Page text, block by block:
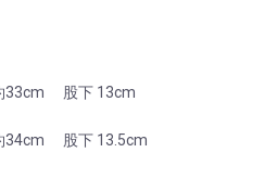
33cm 股下 13cm
34cm 股下 13.5cm